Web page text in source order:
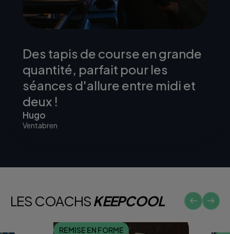
Des tapis de course en grande
quantité, parfait pour les
séances d'allure entre midi et
deux !
Hugo
Ventabren
LES COACHSKEEPCOOL
REMISE EN FORME